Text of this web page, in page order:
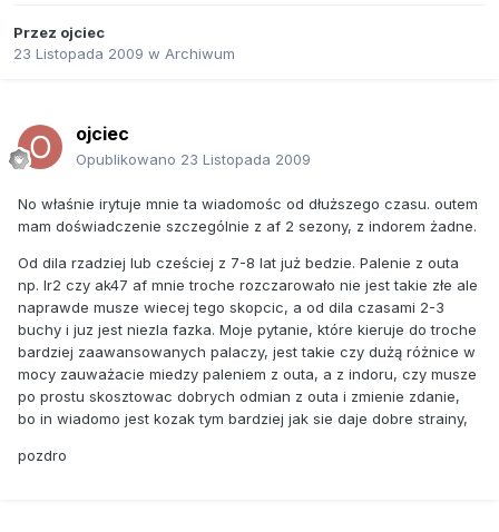
Przez ojciec
23 Listopada 2009 w Archiwum
ojciec
Opublikowano 23 Listopada 2009
No właśnie irytuje mnie ta wiadomośc od dłuższego czasu. outem
mam doświadczenie szczególnie z af 2 sezony, z indorem żadne.
Od dila rzadziej lub cześciej z 7-8 lat już bedzie. Palenie z outa
np. lr2 czy ak47 af mnie troche rozczarowało nie jest takie złe ale
naprawde musze wiecej tego skopcic, a od dila czasami 2-3
buchy i juz jest niezla fazka. Moje pytanie, które kieruje do troche
bardziej zaawansowanych palaczy, jest takie czy dużą różnice w
mocy zauważacie miedzy paleniem z outa, a z indoru, czy musze
po prostu skosztowac dobrych odmian z outa i zmienie zdanie,
bo in wiadomo jest kozak tym bardziej jak sie daje dobre strainy,
pozdro